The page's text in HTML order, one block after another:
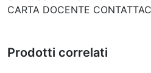
CARTA DOCENTE
Prodotti correlati